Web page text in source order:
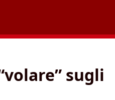
sugli